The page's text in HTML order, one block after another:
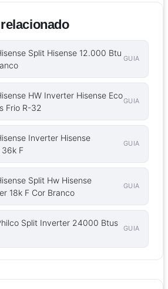
Split Hisense 12.000 Btu
GUIA
HW Inverter Hisense Eco
Frio R-32
GUIA
Inverter Hisense
36k F
GUIA
Split Hw Hisense
18k F Cor Branco
GUIA
Split Inverter 24000 Btus
GUIA